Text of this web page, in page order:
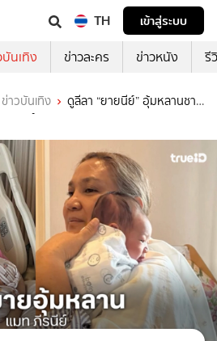
TH
เข้าสู่ระบบ
บันเทิง ข่าวละคร ข่าวหนัง รี
ข่าวบันเทิง
ดูลีลา “ยายนีย์” อุ้มหลานชาย
มเมนต์